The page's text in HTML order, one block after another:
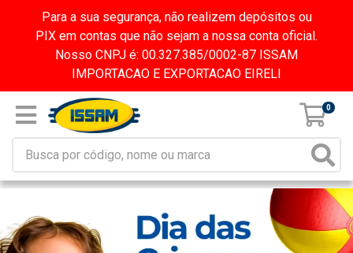
Para a sua segurança, não realizem depósitos ou
PIX em contas que não sejam a nossa conta oficial.
Nosso CNPJ é: 00.327.385/0002-87 ISSAM
IMPORTACAO E EXPORTACAO EIRELI
0